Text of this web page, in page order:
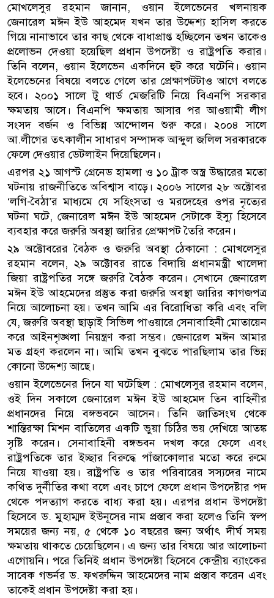
মোখলেসুর রহমান জানান, ওয়ান ইলেভেনের খলনায়ক
জেনারেল মঈন ইউ আহমেদ যখন তার উদ্দেশ্য হাসিল করতে
গিয়ে নানাভাবে তার কাছ থেকে বাধাপ্রাপ্ত হচ্ছিলেন তখন তাকেও
প্রলোভন দেওয়া হয়েছিল প্রধান উপদেষ্টা ও রাষ্ট্রপতি করার।
তিনি বলেন, ওয়ান ইলেভেন একদিনে হুট করে ঘটেনি। ওয়ান
ইলেভেনের বিষয়ে বলতে গেলে তার প্রেক্ষাপটটাও আগে বলতে
হবে। ২০০১ সালে টু থার্ড মেজরিটি নিয়ে বিএনপি সরকার
ক্ষমতায় আসে। বিএনপি ক্ষমতায় আসার পর আওয়ামী লীগ
সংসদ বর্জন ও বিভিন্ন আন্দোলন শুরু করে। ২০০৪ সালে
আ.লীগের তৎকালীন সাধারণ সম্পাদক আব্দুল জলিল সরকারকে
ফেলে দেওয়ার ডেটলাইন দিয়েছিলেন।
এরপর ২১ আগস্ট গ্রেনেড হামলা ও ১০ ট্রাক অস্ত্র উদ্ধারের মতো
ঘটনায় রাজনীতিতে অবিশ্বাস বাড়ে। ২০০৬ সালের ২৮ অক্টোবর
‘লগি-বৈঠা’র মাধ্যমে যে সহিংসতা ও মরদেহের ওপর নৃত্যের
ঘটনা ঘটে, জেনারেল মঈন ইউ আহমেদ সেটাকে ইস্যু হিসেবে
ব্যবহার করে জরুরি অবস্থা জারির প্রেক্ষাপট তৈরি করেন।
২৯ অক্টোবরের বৈঠক ও জরুরি অবস্থা ঠেকানো : মোখলেসুর
রহমান বলেন, ২৯ অক্টোবর রাতে বিদায়ি প্রধানমন্ত্রী খালেদা
জিয়া রাষ্ট্রপতির সঙ্গে জরুরি বৈঠক করেন। সেখানে জেনারেল
মঈন ইউ আহমেদের প্রস্তুত করা জরুরি অবস্থা জারির কাগজপত্র
নিয়ে আলোচনা হয়। তখন আমি এর বিরোধিতা করি এবং বলি
যে, জরুরি অবস্থা ছাড়াই সিভিল পাওয়ারে সেনাবাহিনী মোতায়েন
করে আইনশৃঙ্খলা নিয়ন্ত্রণ করা সম্ভব। জেনারেল মঈন আমার
মত গ্রহণ করলেন না। আমি তখন বুঝতে পারছিলাম তার ভিন্ন
কোনো উদ্দেশ্য আছে।
ওয়ান ইলেভেনের দিনে যা ঘটেছিল : মোখলেসুর রহমান বলেন,
ওই দিন সকালে জেনারেল মঈন ইউ আহমেদ তিন বাহিনীর
প্রধানদের নিয়ে বঙ্গভবনে আসেন। তিনি জাতিসংঘ থেকে
শান্তিরক্ষা মিশন বাতিলের একটি ভুয়া চিঠির ভয় দেখিয়ে আতঙ্ক
সৃষ্টি করেন। সেনাবাহিনী বঙ্গভবন দখল করে ফেলে এবং
রাষ্ট্রপতিকে তার ইচ্ছার বিরুদ্ধে পাঁজাকোলার মতো করে রুমে
নিয়ে যাওয়া হয়। রাষ্ট্রপতি ও তার পরিবারের সস‍্যদের নামে
কথিত দুর্নীতির কথা বলে এবং চাপে ফেলে প্রধান উপদেষ্টার পদ
থেকে পদত্যাগ করতে বাধ্য করা হয়। এরপর প্রধান উপদেষ্টা
হিসেবে ড. মুহাম্মদ ইউনূসের নাম প্রস্তাব করা হলেও তিনি স্বল্প
সময়ের জন্য নয়, ৫ থেকে ১০ বছরের জন্য অর্থাৎ দীর্ঘ সময়
ক্ষমতায় থাকতে চেয়েছিলেন। এ জন্য তার বিষয়ে আর আলোচনা
এগোয়নি। পরে তিনিই প্রধান উপদেষ্টা হিসেবে কেন্দ্রীয় ব্যাংকের
সাবেক গভর্নর ড. ফখরুদ্দিন আহমেদের নাম প্রস্তাব করেন এবং
তাকেই প্রধান উপদেষ্টা করা হয়।